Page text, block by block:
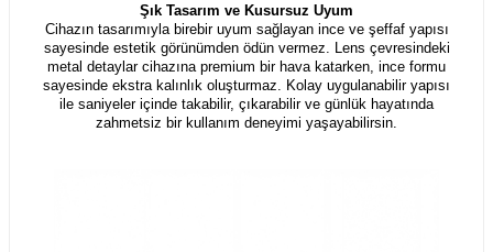
Şık Tasarım ve Kusursuz Uyum
Cihazın tasarımıyla birebir uyum sağlayan ince ve şeffaf yapısı
sayesinde estetik görünümden ödün vermez. Lens çevresindeki
metal detaylar cihazına premium bir hava katarken, ince formu
sayesinde ekstra kalınlık oluşturmaz. Kolay uygulanabilir yapısı
ile saniyeler içinde takabilir, çıkarabilir ve günlük hayatında
zahmetsiz bir kullanım deneyimi yaşayabilirsin.